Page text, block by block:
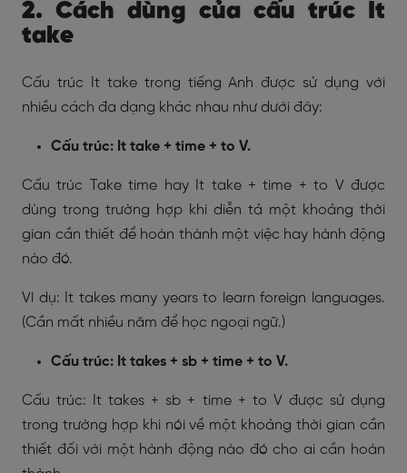
2. Cách dùng của cấu trúc It
take
Cấu trúc It take trong tiếng Anh được sử dụng với
nhiều cách đa dạng khác nhau như dưới đây:
Cấu trúc: It take + time + to V.
Cấu trúc Take time hay It take + time + to V được
dùng trong trường hợp khi diễn tả một khoảng thời
gian cần thiết để hoàn thành một việc hay hành động
nào đó.
Ví dụ: It takes many years to learn foreign languages.
(Cần mất nhiều năm để học ngoại ngữ.)
Cấu trúc: It takes + sb + time + to V.
Cấu trúc: It takes + sb + time + to V được sử dụng
trong trường hợp khi nói về một khoảng thời gian cần
thiết đối với một hành động nào đó cho ai cần hoàn